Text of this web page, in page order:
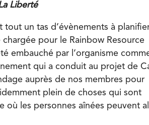
Liberté
un tas d’évènements à
chargée pour le Rainbow Resource
embauché par l’organisme
qui a conduit au projet de
auprès de nos membres pour
plein de choses qui sont
où les personnes aînées peuvent